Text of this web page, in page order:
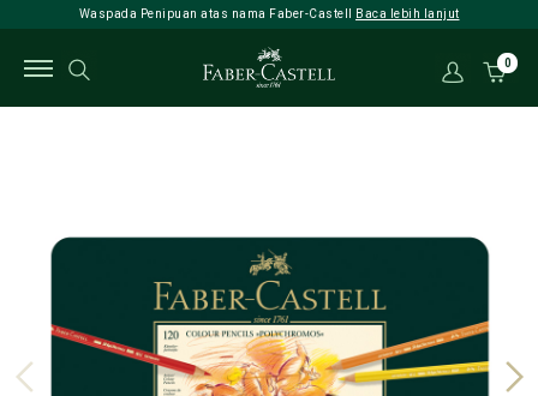
Waspada Penipuan atas nama Faber-Castell Baca lebih lanjut
0